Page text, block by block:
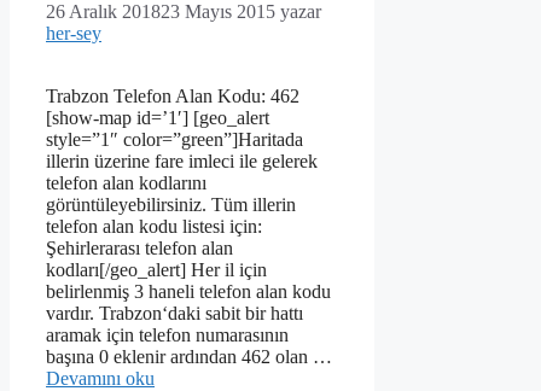
26 Aralık 201823 Mayıs 2015 yazar
her-sey
Trabzon Telefon Alan Kodu: 462
[show-map id=’1′] [geo_alert
style=”1″ color=”green”]Haritada
illerin üzerine fare imleci ile gelerek
telefon alan kodlarını
görüntüleyebilirsiniz. Tüm illerin
telefon alan kodu listesi için:
Şehirlerarası telefon alan
kodları[/geo_alert] Her il için
belirlenmiş 3 haneli telefon alan kodu
vardır. Trabzon‘daki sabit bir hattı
aramak için telefon numarasının
başına 0 eklenir ardından 462 olan …
Devamını oku